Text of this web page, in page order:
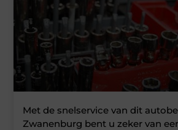
Met de snelservice van dit
Zwanenburg bent u zeker van